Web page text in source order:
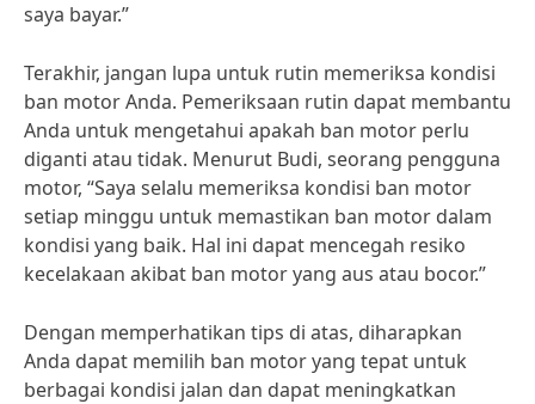
saya bayar.”
Terakhir, jangan lupa untuk rutin memeriksa kondisi
ban motor Anda. Pemeriksaan rutin dapat membantu
Anda untuk mengetahui apakah ban motor perlu
diganti atau tidak. Menurut Budi, seorang pengguna
motor, “Saya selalu memeriksa kondisi ban motor
setiap minggu untuk memastikan ban motor dalam
kondisi yang baik. Hal ini dapat mencegah resiko
kecelakaan akibat ban motor yang aus atau bocor.”
Dengan memperhatikan tips di atas, diharapkan
Anda dapat memilih ban motor yang tepat untuk
berbagai kondisi jalan dan dapat meningkatkan